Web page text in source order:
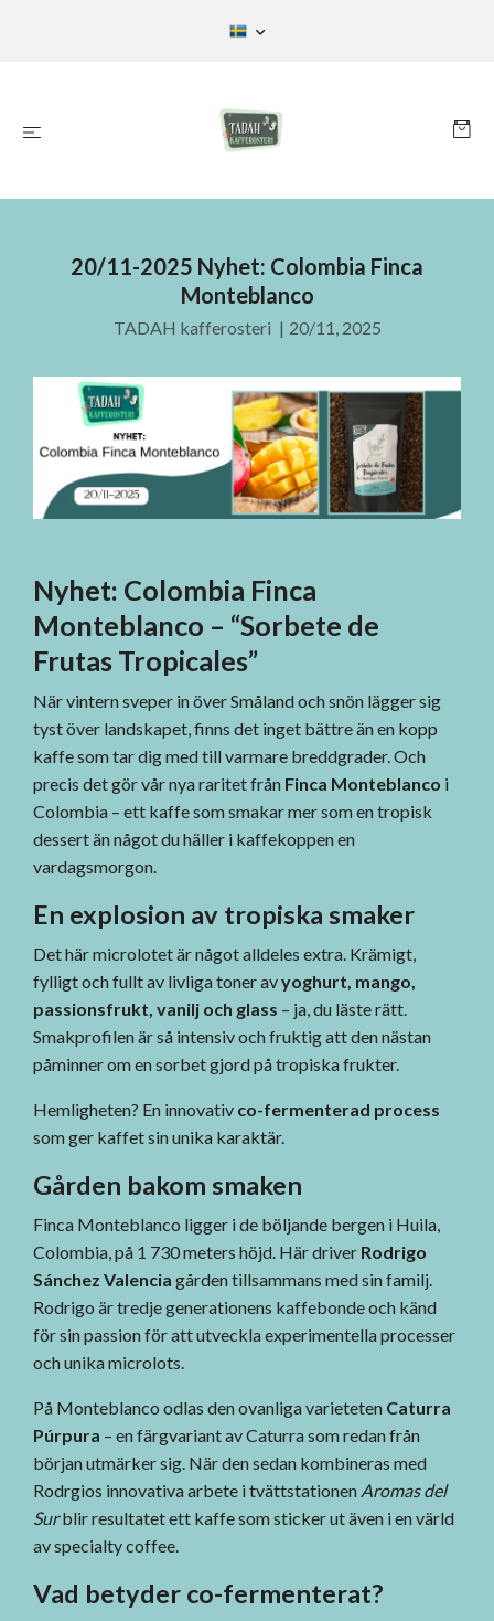
20/11-2025 Nyhet: Colombia Finca
Monteblanco
TADAH kafferosteri | 20/11, 2025
Nyhet: Colombia Finca
Monteblanco – “Sorbete de
Frutas Tropicales”
När vintern sveper in över Småland och snön lägger sig
tyst över landskapet, finns det inget bättre än en kopp
kaffe som tar dig med till varmare breddgrader. Och
precis det gör vår nya raritet från Finca Monteblanco i
Colombia – ett kaffe som smakar mer som en tropisk
dessert än något du häller i kaffekoppen en
vardagsmorgon.
En explosion av tropiska smaker
Det här microlotet är något alldeles extra. Krämigt,
fylligt och fullt av livliga toner avyoghurt, mango,
passionsfrukt, vanilj och glass – ja, du läste rätt.
Smakprofilen är så intensiv och fruktig att den nästan
påminner om en sorbet gjord på tropiska frukter.
Hemligheten? En innovativ co-fermenterad process
som ger kaffet sin unika karaktär.
Gården bakom smaken
Finca Monteblanco ligger i de böljande bergen i Huila,
Colombia, på 1 730 meters höjd. Här driver Rodrigo
Sánchez Valencia gården tillsammans med sin familj.
Rodrigo är tredje generationens kaffebonde och känd
för sin passion för att utveckla experimentella processer
och unika microlots.
På Monteblanco odlas den ovanliga varieteten Caturra
Púrpura – en färgvariant av Caturra som redan från
början utmärker sig. När den sedan kombineras med
Rodrgios innovativa arbete i tvättstationen Aromas del
Surblir resultatet ett kaffe som sticker ut även i en värld
av specialty coffee.
Vad betyder co-fermenterat?